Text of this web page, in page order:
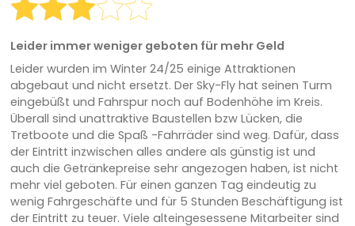
Leider immer weniger geboten für mehr Geld
Leider wurden im Winter 24/25 einige Attraktionen
abgebaut und nicht ersetzt. Der Sky-Fly hat seinen Turm
eingebüßt und Fahrspur noch auf Bodenhöhe im Kreis.
Überall sind unattraktive Baustellen bzw Lücken, die
Tretboote und die Spaß -Fahrräder sind weg. Dafür, dass
der Eintritt inzwischen alles andere als günstig ist und
auch die Getränkepreise sehr angezogen haben, ist nicht
mehr viel geboten. Für einen ganzen Tag eindeutig zu
wenig Fahrgeschäfte und für 5 Stunden Beschäftigung ist
der Eintritt zu teuer. Viele alteingesessene Mitarbeiter sind